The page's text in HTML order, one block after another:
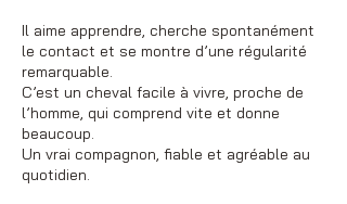
Il aime apprendre, cherche spontanément
le contact et se montre d’une régularité
remarquable.
C’est un cheval facile à vivre, proche de
l’homme, qui comprend vite et donne
beaucoup.
Un vrai compagnon, fiable et agréable au
quotidien.